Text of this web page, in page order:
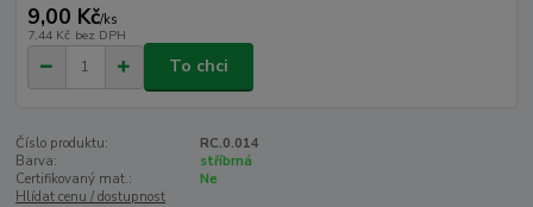
9,00 Kč/ks
7,44 Kč bez DPH
To chci
Číslo produktu:
RC.0.014
Barva:
stříbrná
Certifikovaný mat.:
Ne
Hlídat cenu / dostupnost